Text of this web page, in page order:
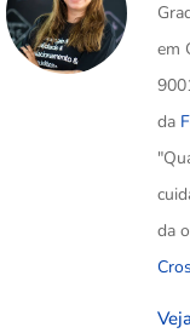
em
da
da